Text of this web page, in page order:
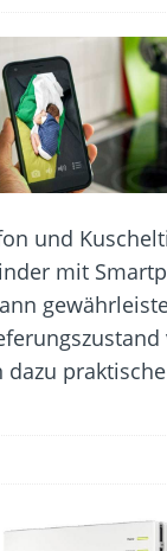
und
mit
dazu